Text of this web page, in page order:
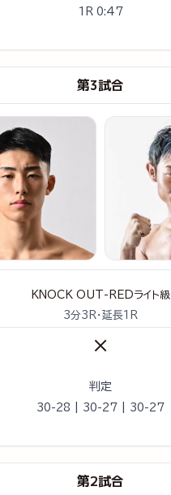
1R 0:47
第3試合
KNOCK OUT-REDライト級
3分3R・延長1R
×
判定
30-28 | 30-27 | 30-27
第2試合